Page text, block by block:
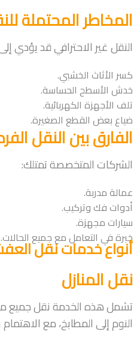
المخاطر المحتملة
النقل غير الاحترافي قد يؤدي
كسر الأثاث الخشبي.
خدش الأسطح الحساسة.
تلف الأجهزة الكهربائية.
ضياع بعض القطع الصغيرة.
الفارق بين النقل
الشركات المتخصصة تمتلك:
عمالة مدربة.
أدوات فك وتركيب.
سيارات مجهزة.
خبرة في التعامل مع جميع الحالات.
أنواع خدمات نقل
نقل المنازل
تشمل هذه الخدمة نقل جميع
النوم إلى المطابخ، مع